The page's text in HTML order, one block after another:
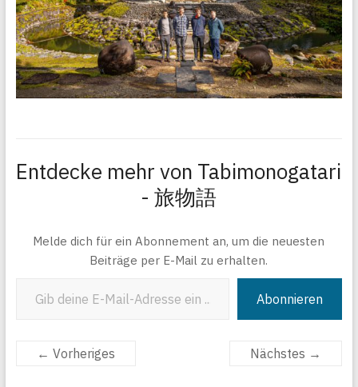
Entdecke mehr von Tabimonogatari
- 旅物語
Melde dich für ein Abonnement an, um die neuesten
Beiträge per E-Mail zu erhalten.
Abonnieren
← Vorheriges Nächstes →